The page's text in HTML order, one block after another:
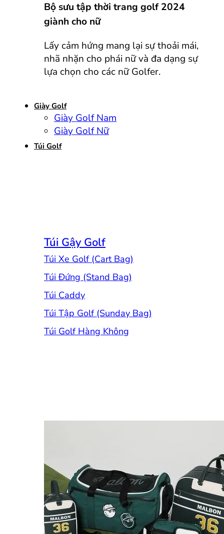
Bộ sưu tập thời trang golf 2024
giành cho nữ
Lấy cảm hứng mang lại sự thoải mái,
nhã nhặn cho phái nữ và đa dạng sự
lựa chọn cho các nữ Golfer.
Giày Golf
Giày Golf Nam
Giày Golf Nữ
Túi Golf
Túi Gậy Golf
Túi Xe Golf (Cart Bag)
Túi Đứng (Stand Bag)
Túi Caddy
Túi Tập Golf (Sunday Bag)
Túi Golf Hàng Không